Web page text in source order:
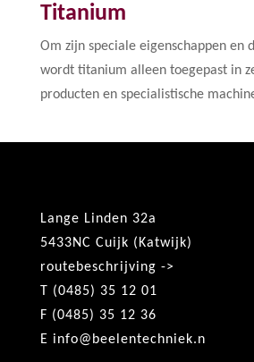
Titanium
Om zijn speciale eigenschappen en
wordt titanium alleen toegepast in
producten en specialistische
Lange Linden 32a
5433NC Cuijk (Katwijk)
routebeschrijving ->
T (0485) 35 12 01
F (0485) 35 12 36
E info@beelentechniek.n